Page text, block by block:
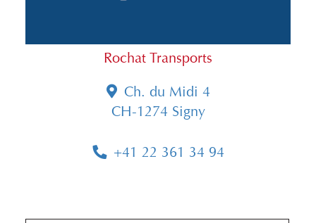
Rochat Transports
Ch. du Midi 4
CH-1274 Signy
+41 22 361 34 94